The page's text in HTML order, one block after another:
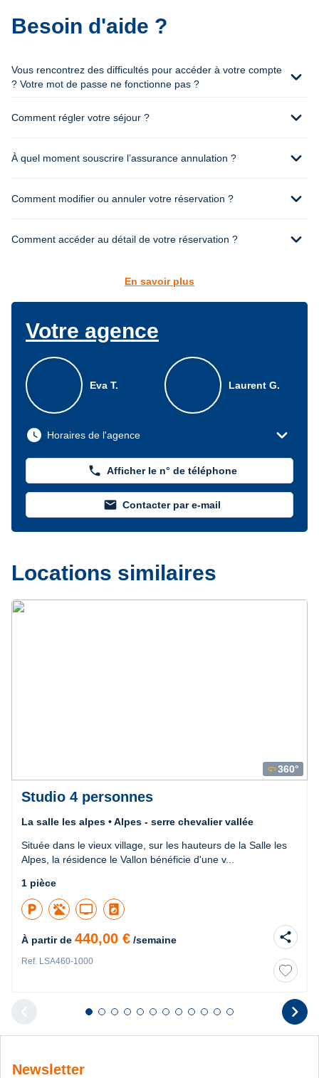
Besoin d'aide ?
Vous rencontrez des difficultés pour accéder à votre compte
? Votre mot de passe ne fonctionne pas ?
expand_more
Comment régler votre séjour ? expand_more
À quel moment souscrire l’assurance annulation ? expand_more
Comment modifier ou annuler votre réservation ? expand_more
Comment accéder au détail de votre réservation ? expand_more
En savoir plus
Votre agence
Eva T. Laurent G.
watch_later Horaires de l'agence expand_more
phone Afficher le n° de téléphone
mail Contacter par e-mail
Locations similaires
Diapositive
Précédent
360360°
Studio 4 personnes
La salle les alpes • Alpes - serre chevalier vallée
Située dans le vieux village, sur les hauteurs de la Salle les
Alpes, la résidence le Vallon bénéficie d'une v...
1 pièce
local_parking tv local_laundry_service
À partir de 440,00 € /semaine
Ref. LSA460-1000
share
chevron_right
Suivant
Diapositive 1 sur 12
Diapositive 2 sur 12
Diapositive 3 sur 12
Diapositive 4 sur 12
Diapositive 5 sur 12
Diapositive 6 sur 12
Diapositive 7 sur 12
Diapositive 8 sur 12
Diapositive 9 sur 12
Diapositive 10 sur 12
Diapositive 11 sur 12
Diapositive 12 sur
Newsletter